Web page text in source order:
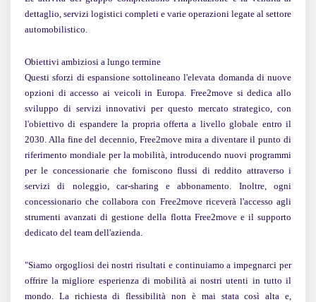
dettaglio, servizi logistici completi e varie operazioni legate al settore
automobilistico.
Obiettivi ambiziosi a lungo termine
Questi sforzi di espansione sottolineano l'elevata domanda di nuove
opzioni di accesso ai veicoli in Europa. Free2move si dedica allo
sviluppo di servizi innovativi per questo mercato strategico, con
l'obiettivo di espandere la propria offerta a livello globale entro il
2030. Alla fine del decennio, Free2move mira a diventare il punto di
riferimento mondiale per la mobilità, introducendo nuovi programmi
per le concessionarie che forniscono flussi di reddito attraverso i
servizi di noleggio, car-sharing e abbonamento. Inoltre, ogni
concessionario che collabora con Free2move riceverà l'accesso agli
strumenti avanzati di gestione della flotta Free2move e il supporto
dedicato del team dell'azienda.
"Siamo orgogliosi dei nostri risultati e continuiamo a impegnarci per
offrire la migliore esperienza di mobilità ai nostri utenti in tutto il
mondo. La richiesta di flessibilità non è mai stata così alta e,